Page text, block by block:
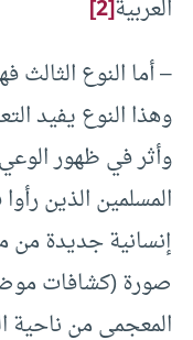
العربية[2]
– أما النوع الثالث
وهذا النوع يفيد
وأثر في ظهور
المسلمين الذين
إنسانية جديدة
صورة (كشافات
المعجمي من ناحية